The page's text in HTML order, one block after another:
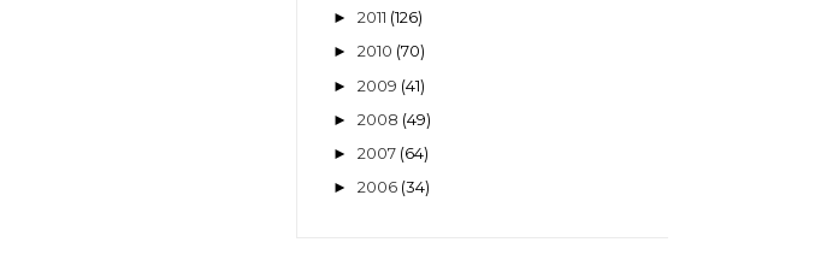
► 2011 (126)
► 2010 (70)
► 2009 (41)
► 2008 (49)
► 2007 (64)
► 2006 (34)